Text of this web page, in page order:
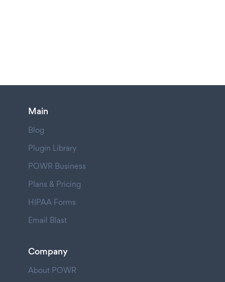
Main
Blog
Plugin Library
POWR Business
Plans & Pricing
HIPAA Forms
Email Blast
Company
About POWR